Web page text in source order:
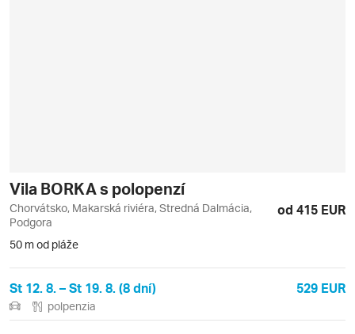
Vila BORKA s polopenzí
Chorvátsko, Makarská riviéra, Stredná Dalmácia,
Podgora
od 415 EUR
50 m od pláže
St 12. 8. – St 19. 8. (8 dní) 529 EUR
polpenzia